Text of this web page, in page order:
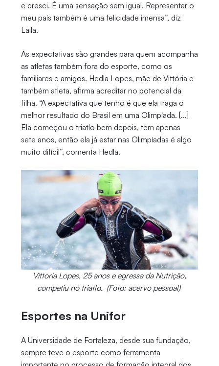
e cresci. É uma sensação sem igual. Representar o
meu país também é uma felicidade imensa”, diz
Laila.
As expectativas são grandes para quem acompanha
as atletas também fora do esporte, como os
familiares e amigos. Hedla Lopes, mãe de Vittória e
também atleta, afirma acreditar no potencial da
filha. “A expectativa que tenho é que ela traga o
melhor resultado do Brasil em uma Olimpíada. [...]
Ela começou o triatlo bem depois, tem apenas
sete anos, então ela já estar nas Olimpíadas é algo
muito difícil”, comenta Hedla.
Vittoria Lopes, 25 anos e egressa da Nutrição,
competiu no triatlo. (Foto: acervo pessoal)
Esportes na Unifor
A Universidade de Fortaleza, desde sua fundação,
sempre teve o esporte como ferramenta